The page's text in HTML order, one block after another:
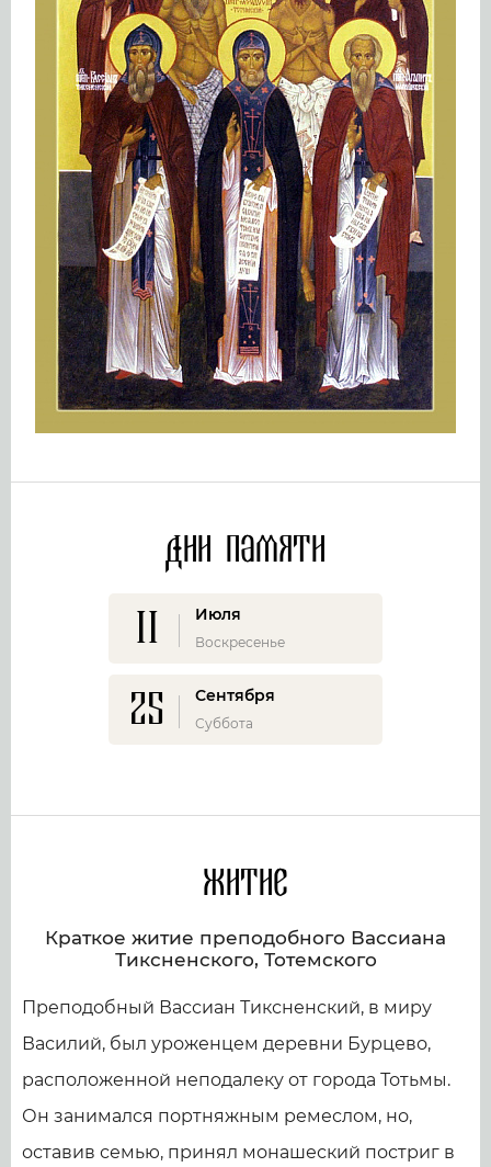
Дни памяти
11 Июля
Воскресенье
25 Сентября
Суббота
Житие
Краткое житие преподобного Вассиана
Тиксненского, Тотемского
Преподобный Вассиан Тиксненский, в миру
Василий, был уроженцем деревни Бурцево,
расположенной неподалеку от города Тотьмы.
Он занимался портняжным ремеслом, но,
оставив семью, принял монашеский постриг в